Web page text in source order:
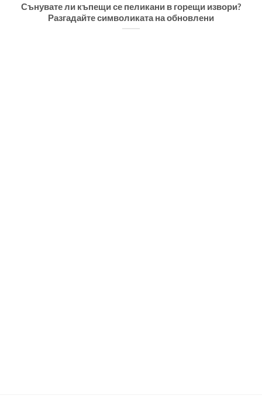
Сънувате ли къпещи се пеликани в горещи извори?
Разгадайте символиката на обновлени